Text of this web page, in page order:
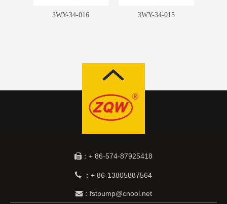
3WY-34-016 3WY-34-015
 ：+ 86-574-87925418
 ： + 86-13805887564
：fstpump@cnool.net